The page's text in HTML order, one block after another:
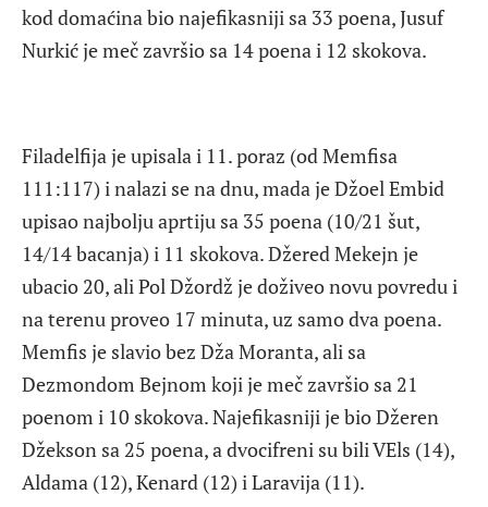
kod domaćina bio najefikasniji sa 33 poena, Jusuf
Nurkić je meč završio sa 14 poena i 12 skokova.
Filadelfija je upisala i 11. poraz (od Memfisa
111:117) i nalazi se na dnu, mada je Džoel Embid
upisao najbolju aprtiju sa 35 poena (10/21 šut,
14/14 bacanja) i 11 skokova. Džered Mekejn je
ubacio 20, ali Pol Džordž je doživeo novu povredu i
na terenu proveo 17 minuta, uz samo dva poena.
Memfis je slavio bez Dža Moranta, ali sa
Dezmondom Bejnom koji je meč završio sa 21
poenom i 10 skokova. Najefikasniji je bio Džeren
Džekson sa 25 poena, a dvocifreni su bili VEls (14),
Aldama (12), Kenard (12) i Laravija (11).